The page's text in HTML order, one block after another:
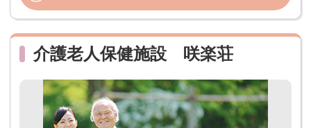
介護老人保健施設 咲楽荘